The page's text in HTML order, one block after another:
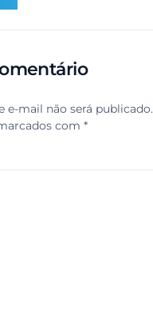
e-mail não será publicado.
com*